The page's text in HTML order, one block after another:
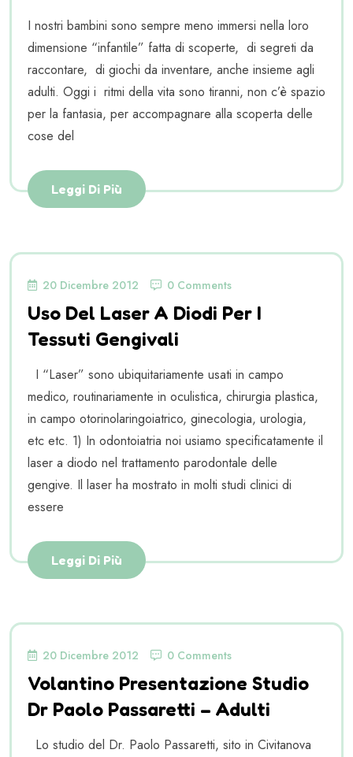
I nostri bambini sono sempre meno immersi nella loro
dimensione “infantile” fatta di scoperte, di segreti da
raccontare, di giochi da inventare, anche insieme agli
adulti. Oggi i ritmi della vita sono tiranni, non c’è spazio
per la fantasia, per accompagnare alla scoperta delle
cose del
Leggi Di Più
20 Dicembre 2012 0 Comments
Uso Del Laser A Diodi Per I
Tessuti Gengivali
I “Laser” sono ubiquitariamente usati in campo
medico, routinariamente in oculistica, chirurgia plastica,
in campo otorinolaringoiatrico, ginecologia, urologia,
etc etc. 1) In odontoiatria noi usiamo specificatamente il
laser a diodo nel trattamento parodontale delle
gengive. Il laser ha mostrato in molti studi clinici di
essere
Leggi Di Più
20 Dicembre 2012 0 Comments
Volantino Presentazione Studio
Dr Paolo Passaretti – Adulti
Lo studio del Dr. Paolo Passaretti, sito in Civitanova